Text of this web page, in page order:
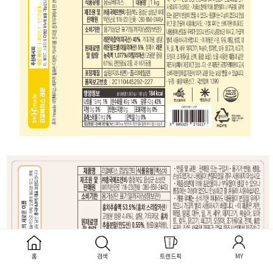
홈 검색 트렌드픽 MY